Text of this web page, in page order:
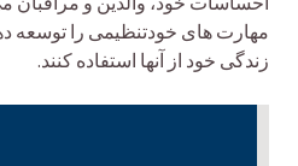
مهارت های خودتنظیمی را توسعه
زندگی خود از آنها استفاده کنند.